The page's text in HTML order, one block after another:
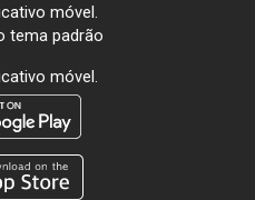
móvel.
tema padrão
móvel.